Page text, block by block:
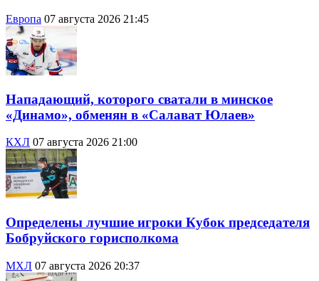
Европа 07 августа 2026 21:45
Нападающий, которого сватали в минское
«Динамо», обменян в «Салават Юлаев»
КХЛ 07 августа 2026 21:00
Определены лучшие игроки Кубок председателя
Бобруйского горисполкома
МХЛ 07 августа 2026 20:37